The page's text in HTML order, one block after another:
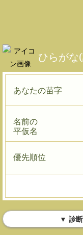
ひらがな
あなたの苗字
名前の
平仮名
優先順位
▼ 診